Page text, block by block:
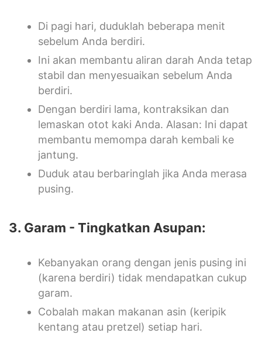
Di pagi hari, duduklah beberapa menit
sebelum Anda berdiri.
Ini akan membantu aliran darah Anda tetap
stabil dan menyesuaikan sebelum Anda
berdiri.
Dengan berdiri lama, kontraksikan dan
lemaskan otot kaki Anda. Alasan: Ini dapat
membantu memompa darah kembali ke
jantung.
Duduk atau berbaringlah jika Anda merasa
pusing.
3. Garam - Tingkatkan Asupan:
Kebanyakan orang dengan jenis pusing ini
(karena berdiri) tidak mendapatkan cukup
garam.
Cobalah makan makanan asin (keripik
kentang atau pretzel) setiap hari.